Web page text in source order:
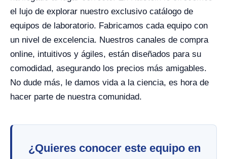
el lujo de explorar nuestro exclusivo catálogo de
equipos de laboratorio. Fabricamos cada equipo con
un nivel de excelencia. Nuestros canales de compra
online, intuitivos y ágiles, están diseñados para su
comodidad, asegurando los precios más amigables.
No dude más, le damos vida a la ciencia, es hora de
hacer parte de nuestra comunidad.
¿Quieres conocer este equipo en